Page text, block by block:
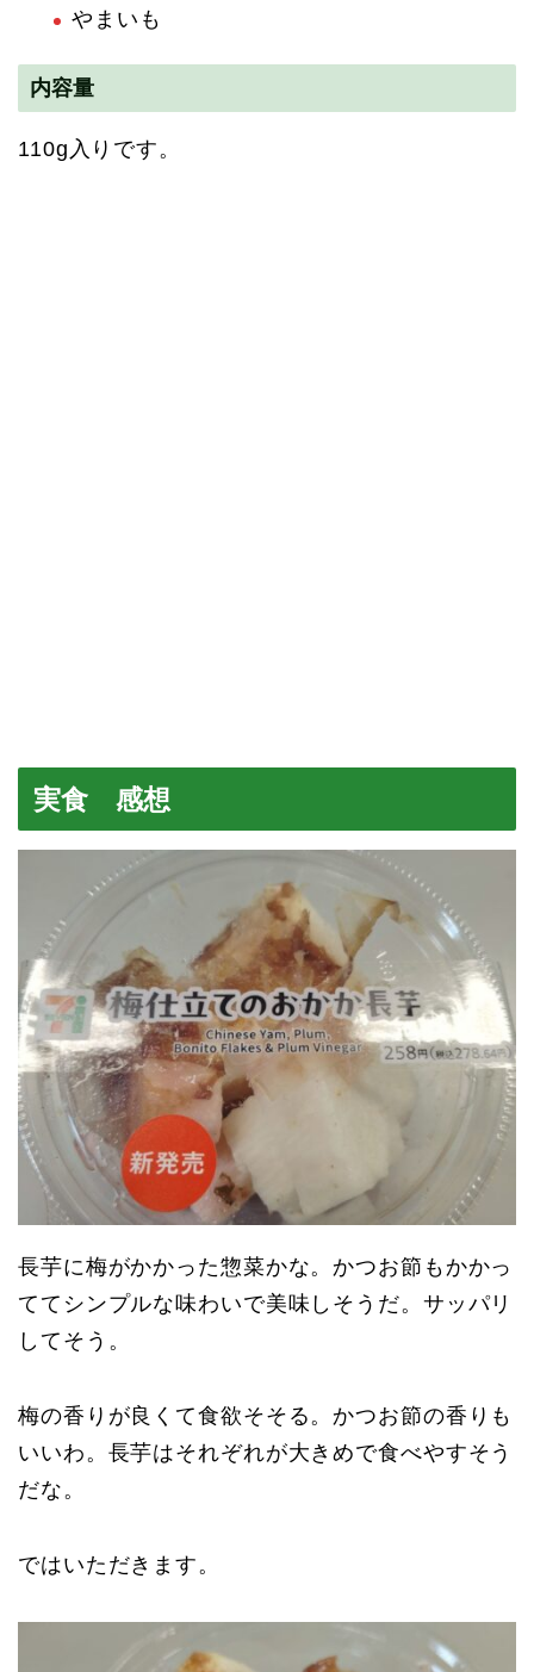
やまいも
内容量
110g入りです。
実食 感想
長芋に梅がかかった惣菜かな。かつお節もかかっ
ててシンプルな味わいで美味しそうだ。サッパリ
してそう。
梅の香りが良くて食欲そそる。かつお節の香りも
いいわ。長芋はそれぞれが大きめで食べやすそう
だな。
ではいただきます。